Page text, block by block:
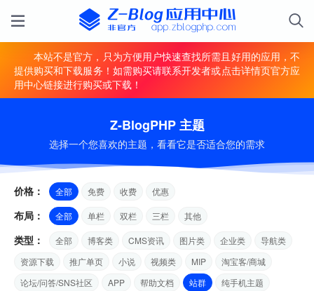
本站不是官方，只为方便用户快速查找所需且好用的应用，不
提供购买和下载服务！如需购买请联系开发者或点击详情页官方应
用中心链接进行购买或下载！
Z-BlogPHP 主题
选择一个您喜欢的主题，看看它是否适合您的需求
价格： 全部 免费 收费 优惠
布局： 全部 单栏 双栏 三栏 其他
类型： 全部 博客类 CMS资讯 图片类 企业类
导航类
资源下载
推广单页 小说 视频类 MIP
淘宝客/商城
论坛/问答/SNS社区
APP 帮助文档 站群
纯手机主题